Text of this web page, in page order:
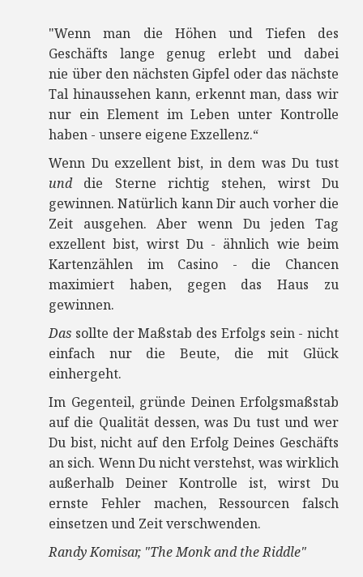
"Wenn man die Höhen und Tiefen des
Geschäfts lange genug erlebt und dabei
nie über den nächsten Gipfel oder das nächste
Tal hinaussehen kann, erkennt man, dass wir
nur ein Element im Leben unter Kontrolle
haben - unsere eigene Exzellenz.“
Wenn Du exzellent bist, in dem was Du tust
unddie Sterne richtig stehen, wirst Du
gewinnen. Natürlich kann Dir auch vorher die
Zeit ausgehen. Aber wenn Du jeden Tag
exzellent bist, wirst Du - ähnlich wie beim
Kartenzählen im Casino - die Chancen
maximiert haben, gegen das Haus zu
gewinnen.
Das sollte der Maßstab des Erfolgs sein - nicht
einfach nur die Beute, die mit Glück
einhergeht.
Im Gegenteil, gründe Deinen Erfolgsmaßstab
auf die Qualität dessen, was Du tust und wer
Du bist, nicht auf den Erfolg Deines Geschäfts
an sich. Wenn Du nicht verstehst, was wirklich
außerhalb Deiner Kontrolle ist, wirst Du
ernste Fehler machen, Ressourcen falsch
einsetzen und Zeit verschwenden.
Randy Komisar, "The Monk and the Riddle"